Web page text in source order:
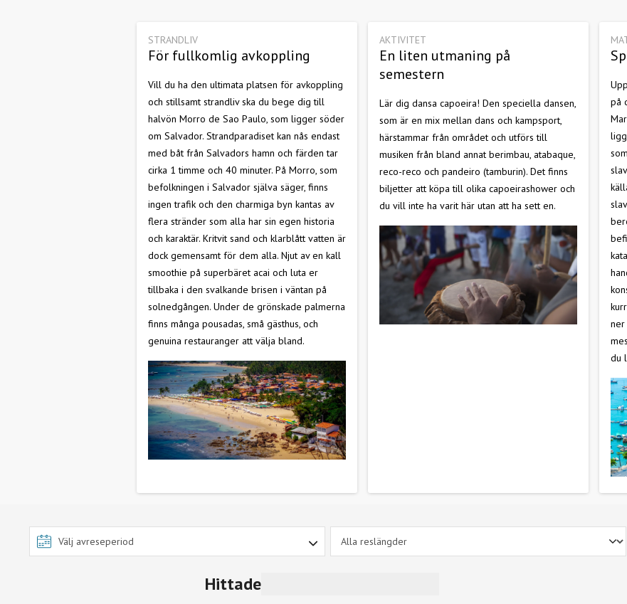
STRANDLIV
För fullkomlig avkoppling
Vill du ha den ultimata platsen för avkoppling
och stillsamt strandliv ska du bege dig till
halvön Morro de Sao Paulo, som ligger söder
om Salvador. Strandparadiset kan nås endast
med båt från Salvadors hamn och färden tar
cirka 1 timme och 40 minuter. På Morro, som
befolkningen i Salvador själva säger, finns
ingen trafik och den charmiga byn kantas av
flera stränder som alla har sin egen historia
och karaktär. Kritvit sand och klarblått vatten är
dock gemensamt för dem alla. Njut av en kall
smoothie på superbäret acai och luta er
tillbaka i den svalkande brisen i väntan på
solnedgången. Under de grönskade palmerna
finns många pousadas, små gästhus, och
genuina restauranger att välja bland.
AKTIVITET
En liten utmaning på
semestern
Lär dig dansa capoeira! Den speciella dansen,
som är en mix mellan dans och kampsport,
härstammar från området och utförs till
musiken från bland annat berimbau, atabaque,
reco-reco och pandeiro (tamburin). Det finns
biljetter att köpa till olika capoeirashower och
du vill inte ha varit här utan att ha sett en.
på
ner
du
Hittade